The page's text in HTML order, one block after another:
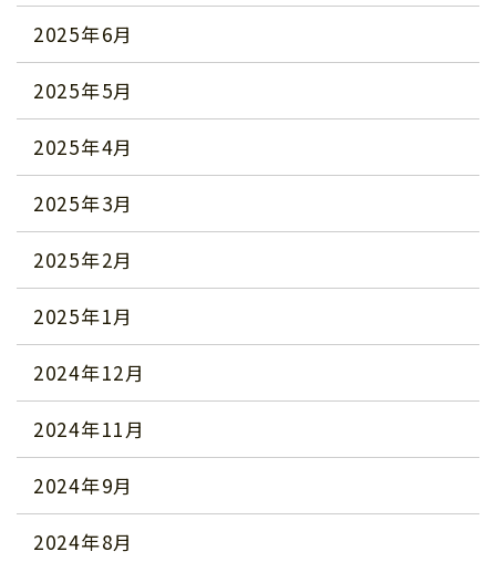
2025年6月
2025年5月
2025年4月
2025年3月
2025年2月
2025年1月
2024年12月
2024年11月
2024年9月
2024年8月